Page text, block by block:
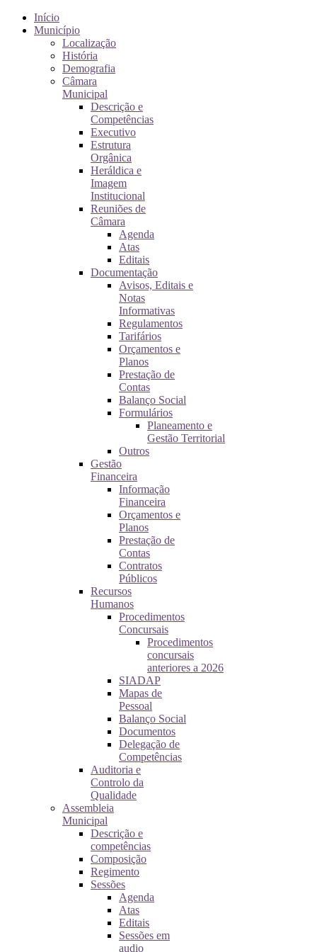
Início
Município
Localização
História
Demografia
Câmara
Municipal
Descrição e
Competências
Executivo
Estrutura
Orgânica
Heráldica e
Imagem
Institucional
Reuniões de
Câmara
Agenda
Atas
Editais
Documentação
Avisos, Editais e
Notas
Informativas
Regulamentos
Tarifários
Orçamentos e
Planos
Prestação de
Contas
Balanço Social
Formulários
Planeamento e
Gestão Territorial
Outros
Gestão
Financeira
Informação
Financeira
Orçamentos e
Planos
Prestação de
Contas
Contratos
Públicos
Recursos
Humanos
Procedimentos
Concursais
Procedimentos
concursais
anteriores a 2026
SIADAP
Mapas de
Pessoal
Balanço Social
Documentos
Delegação de
Competências
Auditoria e
Controlo da
Qualidade
Assembleia
Municipal
Descrição e
competências
Composição
Regimento
Sessões
Agenda
Atas
Editais
Sessões em
audio